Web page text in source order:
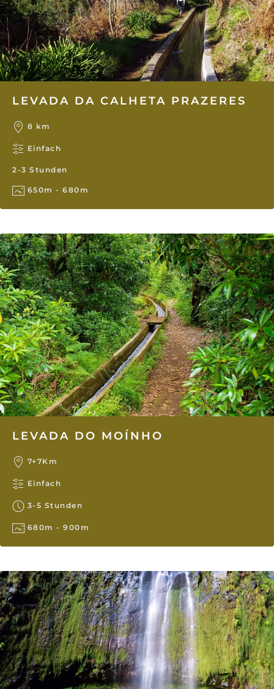
LEVADA DA CALHETA PRAZERES
8 km
Einfach
2-3 Stunden
650m - 680m
LEVADA DO MOÍNHO
7+7Km
Einfach
3-5 Stunden
680m - 900m